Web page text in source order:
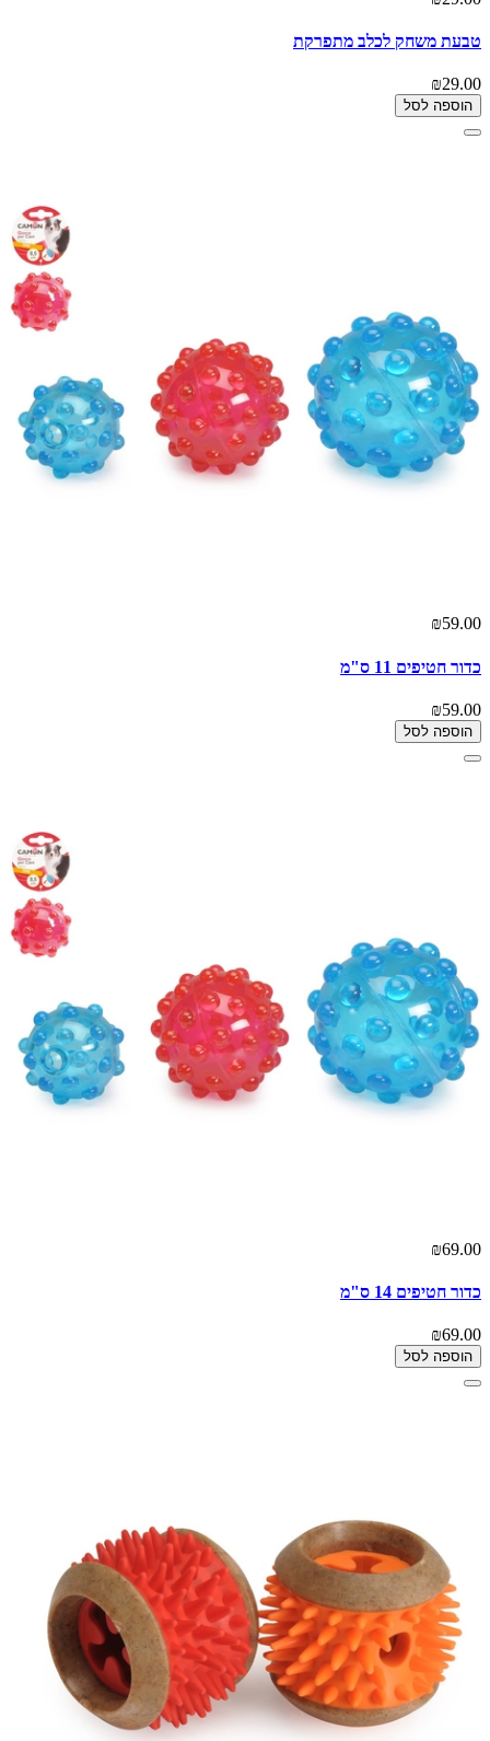
טבעת משחק לכלב מתפרקת
₪29.00
הוספה לסל
₪59.00
כדור חטיפים 11 ס"מ
₪59.00
הוספה לסל
₪69.00
כדור חטיפים 14 ס"מ
₪69.00
הוספה לסל